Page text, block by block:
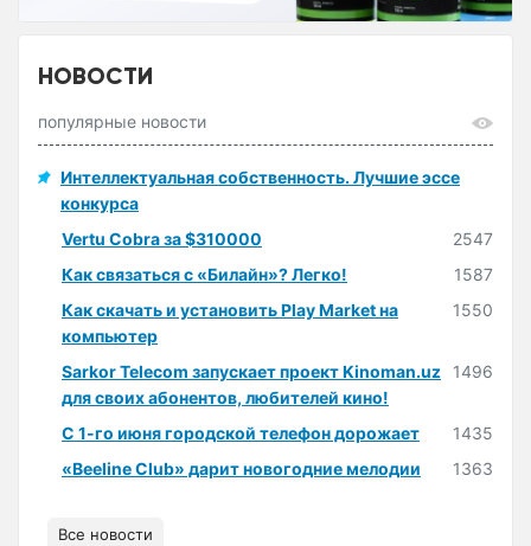
НОВОСТИ
популярные новости
Интеллектуальная собственность. Лучшие эссе
конкурса
Vertu Cobra за $310000
2547
Как связаться с «Билайн»? Легко!
1587
Как скачать и установить Play Market на
компьютер
1550
Sarkor Telecom запускает проект Kinoman.uz
для своих абонентов, любителей кино!
1496
С 1-го июня городской телефон дорожает
1435
«Beeline Club» дарит новогодние мелодии
1363
Все новости